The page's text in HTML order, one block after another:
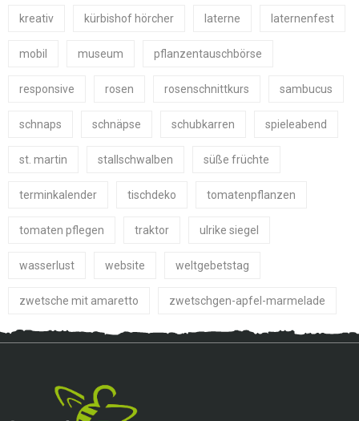
kreativ kürbishof hörcher laterne laternenfest
mobil museum pflanzentauschbörse
responsive rosen rosenschnittkurs sambucus
schnaps schnäpse schubkarren spieleabend
st. martin stallschwalben süße früchte
terminkalender tischdeko tomatenpflanzen
tomaten pflegen traktor ulrike siegel
wasserlust website weltgebetstag
zwetsche mit amaretto zwetschgen-apfel-marmelade